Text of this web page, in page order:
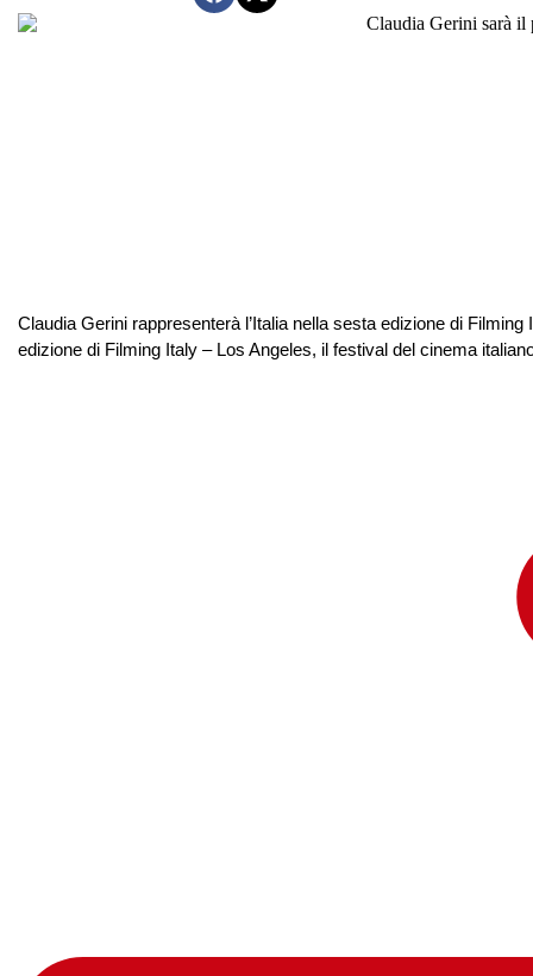
Claudia Gerini rappresenterà l’Italia nella sesta edizione di
edizione di Filming Italy – Los Angeles, il festival del cinema